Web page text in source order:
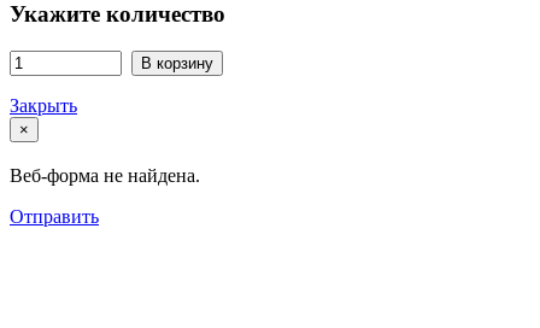
Укажите количество
В корзину
Закрыть
×
Веб-форма не найдена.
Отправить